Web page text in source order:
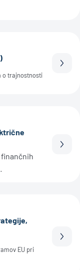
o trajnostnosti
finančnih
EU pri